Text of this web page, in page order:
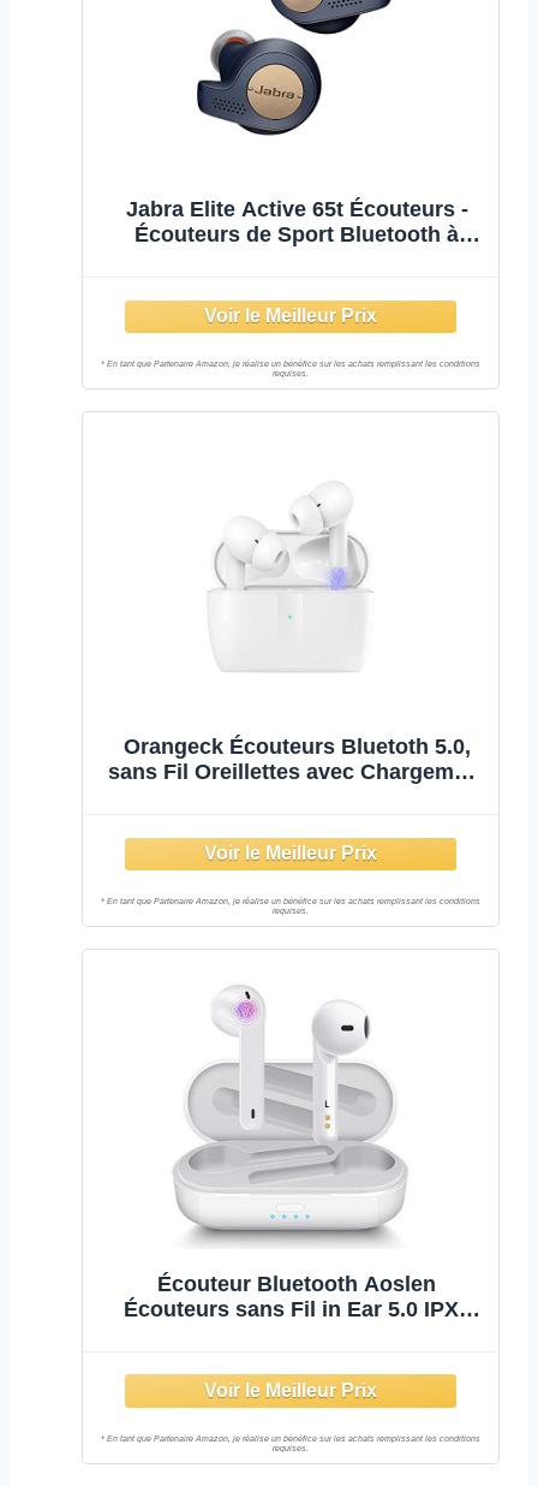
Jabra Elite Active 65t Écouteurs -
Écouteurs de Sport Bluetooth à
- sans Fil - Bleu cuivre
Orangeck Écouteurs Bluetoth 5.0,
sans Fil Oreillettes avec Chargement
Étanche Contrôle Tactile avec Micro
pour Smartphone
Écouteur Bluetooth Aoslen
Écouteurs sans Fil in Ear 5.0 IPX5
Chargement Portable pour iOS
Android Samsung Huawei